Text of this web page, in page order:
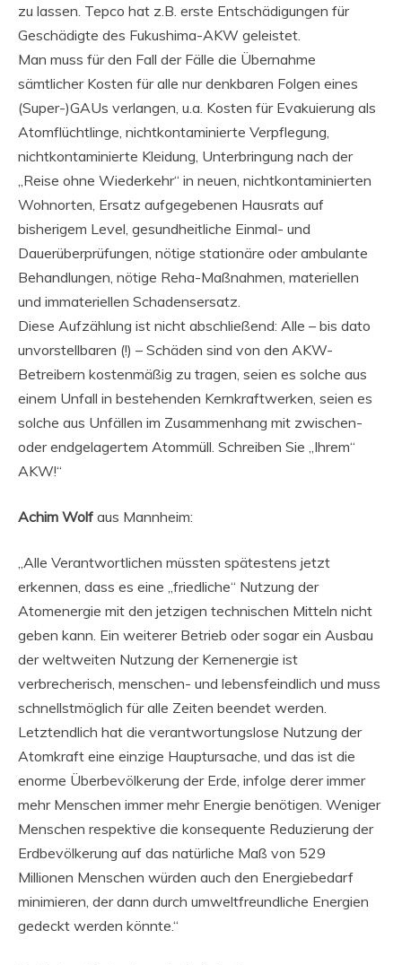
zu lassen. Tepco hat z.B. erste Entschädigungen für
Geschädigte des Fukushima-AKW geleistet.
Man muss für den Fall der Fälle die Übernahme
sämtlicher Kosten für alle nur denkbaren Folgen eines
(Super-)GAUs verlangen, u.a. Kosten für Evakuierung als
Atomflüchtlinge, nichtkontaminierte Verpflegung,
nichtkontaminierte Kleidung, Unterbringung nach der
„Reise ohne Wiederkehr“ in neuen, nichtkontaminierten
Wohnorten, Ersatz aufgegebenen Hausrats auf
bisherigem Level, gesundheitliche Einmal- und
Dauerüberprüfungen, nötige stationäre oder ambulante
Behandlungen, nötige Reha-Maßnahmen, materiellen
und immateriellen Schadensersatz.
Diese Aufzählung ist nicht abschließend: Alle – bis dato
unvorstellbaren (!) – Schäden sind von den AKW-
Betreibern kostenmäßig zu tragen, seien es solche aus
einem Unfall in bestehenden Kernkraftwerken, seien es
solche aus Unfällen im Zusammenhang mit zwischen-
oder endgelagertem Atommüll. Schreiben Sie „Ihrem“
AKW!“
Achim Wolf aus Mannheim:
„Alle Verantwortlichen müssten spätestens jetzt
erkennen, dass es eine „friedliche“ Nutzung der
Atomenergie mit den jetzigen technischen Mitteln nicht
geben kann. Ein weiterer Betrieb oder sogar ein Ausbau
der weltweiten Nutzung der Kernenergie ist
verbrecherisch, menschen- und lebensfeindlich und muss
schnellstmöglich für alle Zeiten beendet werden.
Letztendlich hat die verantwortungslose Nutzung der
Atomkraft eine einzige Hauptursache, und das ist die
enorme Überbevölkerung der Erde, infolge derer immer
mehr Menschen immer mehr Energie benötigen. Weniger
Menschen respektive die konsequente Reduzierung der
Erdbevölkerung auf das natürliche Maß von 529
Millionen Menschen würden auch den Energiebedarf
minimieren, der dann durch umweltfreundliche Energien
gedeckt werden könnte.“